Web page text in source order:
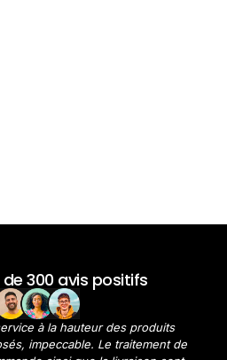
de 300 avis positifs
à la hauteur des produits
impeccable. Le traitement de